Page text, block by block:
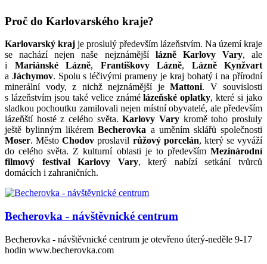
Proč do Karlovarského kraje?
Karlovarský kraj je proslulý především lázeňstvím. Na území kraje
se nachází nejen naše nejznámější lázně Karlovy Vary, ale
i Mariánské Lázně, Františkovy Lázně, Lázně Kynžvart
a Jáchymov. Spolu s léčivými prameny je kraj bohatý i na přírodní
minerální vody, z nichž nejznámější je Mattoni. V souvislosti
s lázeňstvím jsou také velice známélázeňské oplatky, které si jako
sladkou pochoutku zamilovali nejen místní obyvatelé, ale především
lázeňští hosté z celého světa.Karlovy Vary kromě toho prosluly
ještě bylinným likéremBecherovka a uměním sklářů společnosti
Moser. MěstoChodov proslavil růžový porcelán, který se vyváží
do celého světa. Z kulturní oblasti je to především Mezinárodní
filmový festival Karlovy Vary, který nabízí setkání tvůrců
domácích i zahraničních.
Becherovka - návštěvnické centrum
Becherovka - návštěvnické centrum je otevřeno úterý-neděle 9-17
hodin www.becherovka.com